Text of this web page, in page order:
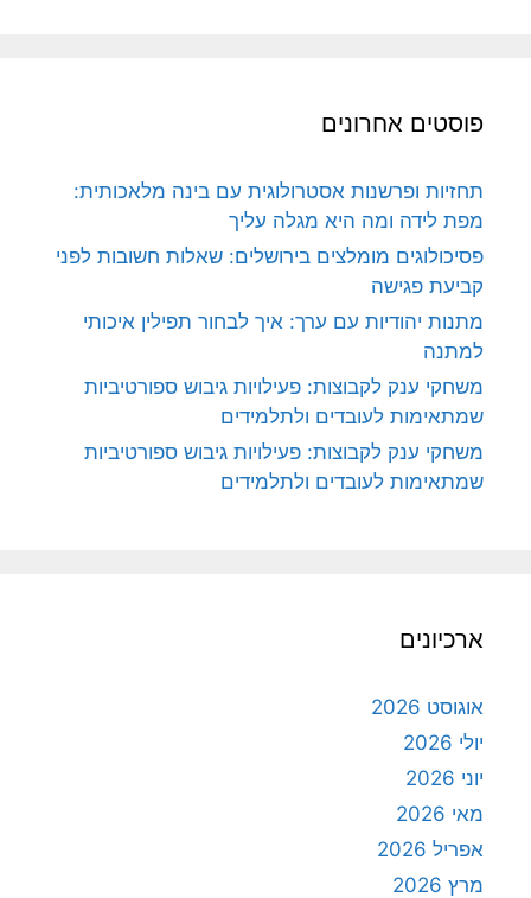
פוסטים אחרונים
תחזיות ופרשנות אסטרולוגית עם בינה מלאכותית:
מפת לידה ומה היא מגלה עליך
פסיכולוגים מומלצים בירושלים: שאלות חשובות לפני
קביעת פגישה
מתנות יהודיות עם ערך: איך לבחור תפילין איכותי
למתנה
משחקי ענק לקבוצות: פעילויות גיבוש ספורטיביות
שמתאימות לעובדים ולתלמידים
משחקי ענק לקבוצות: פעילויות גיבוש ספורטיביות
שמתאימות לעובדים ולתלמידים
ארכיונים
אוגוסט 2026
יולי 2026
יוני 2026
מאי 2026
אפריל 2026
מרץ 2026